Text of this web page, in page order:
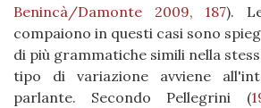
Benincà/Damonte 2009, 187).
compaiono in questi casi sono
di più grammatiche simili nella
tipo di variazione avviene
parlante. Secondo Pellegrini (